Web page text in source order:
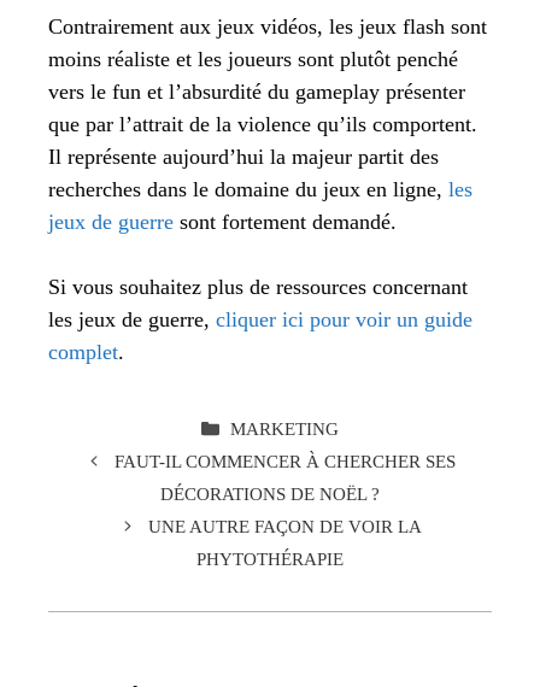
Contrairement aux jeux vidéos, les jeux flash sont
moins réaliste et les joueurs sont plutôt penché
vers le fun et l’absurdité du gameplay présenter
que par l’attrait de la violence qu’ils comportent.
Il représente aujourd’hui la majeur partit des
recherches dans le domaine du jeux en ligne, les
jeux de guerre sont fortement demandé.
Si vous souhaitez plus de ressources concernant
les jeux de guerre, cliquer ici pour voir un guide
complet.
CATÉGORIES
MARKETING
FAUT-IL COMMENCER À CHERCHER SES
DÉCORATIONS DE NOËL ?
UNE AUTRE FAÇON DE VOIR LA
PHYTOTHÉRAPIE